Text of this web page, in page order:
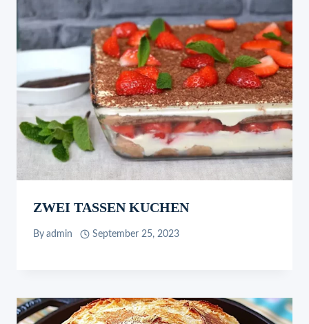
ZWEI TASSEN KUCHEN
By admin September 25, 2023